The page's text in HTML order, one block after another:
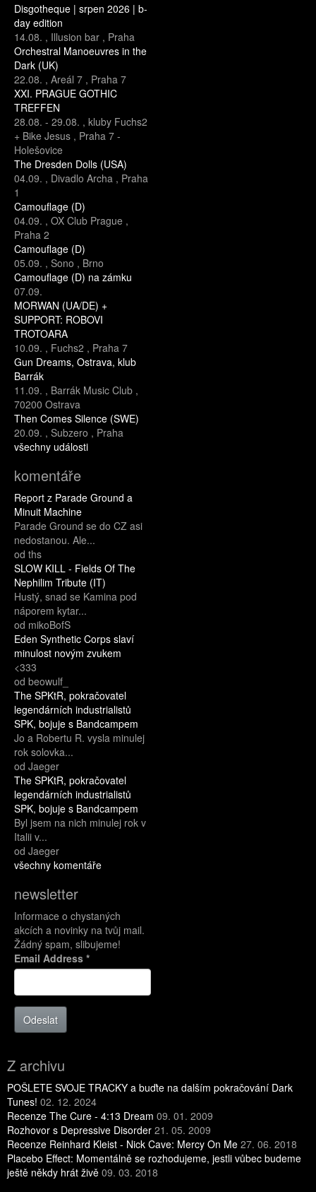
Disgotheque | srpen 2026 | b-
day edition
14.08. , Illusion bar , Praha
Orchestral Manoeuvres in the
Dark (UK)
22.08. , Areál 7 , Praha 7
XXI. PRAGUE GOTHIC
TREFFEN
28.08. - 29.08. , kluby Fuchs2
+ Bike Jesus , Praha 7 -
Holešovice
The Dresden Dolls (USA)
04.09. , Divadlo Archa , Praha
1
Camouflage (D)
04.09. , OX Club Prague ,
Praha 2
Camouflage (D)
05.09. , Sono , Brno
Camouflage (D) na zámku
07.09.
MORWAN (UA/DE) +
SUPPORT: ROBOVI
TROTOARA
10.09. , Fuchs2 , Praha 7
Gun Dreams, Ostrava, klub
Barrák
11.09. , Barrák Music Club ,
70200 Ostrava
Then Comes Silence (SWE)
20.09. , Subzero , Praha
všechny události
komentáře
Report z Parade Ground a
Minuit Machine
Parade Ground se do CZ asi
nedostanou. Ale...
od ths
SLOW KILL - Fields Of The
Nephilim Tribute (IT)
Hustý, snad se Kamina pod
náporem kytar...
od mikoBofS
Eden Synthetic Corps slaví
minulost novým zvukem
<333
od beowulf_
The SPKtR, pokračovatel
legendárních industrialistů
SPK, bojuje s Bandcampem
Jo a Robertu R. vysla minulej
rok solovka...
od Jaeger
The SPKtR, pokračovatel
legendárních industrialistů
SPK, bojuje s Bandcampem
Byl jsem na nich minulej rok v
Italii v...
od Jaeger
všechny komentáře
newsletter
Informace o chystaných
akcích a novinky na tvůj mail.
Žádný spam, slibujeme!
Email Address *
Odeslat
Z archivu
POŠLETE SVOJE TRACKY a buďte na dalším pokračování Dark
Tunes! 02. 12. 2024
Recenze The Cure - 4:13 Dream 09. 01. 2009
Rozhovor s Depressive Disorder 21. 05. 2009
Recenze Reinhard Kleist - Nick Cave: Mercy On Me 27. 06. 2018
Placebo Effect: Momentálně se rozhodujeme, jestli vůbec budeme
ještě někdy hrát živě 09. 03. 2018